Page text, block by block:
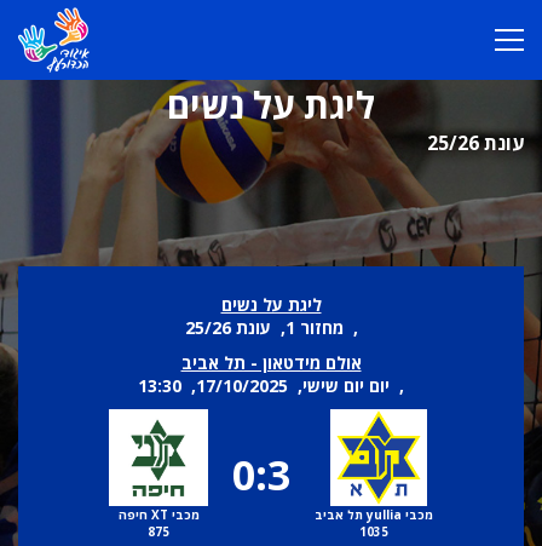
ליגת על נשים
עונת 25/26
ליגת על נשים
, מחזור 1, עונת 25/26
אולם מידטאון - תל אביב
, יום יום שישי, 17/10/2025, 13:30
מכבי yullia תל אביב
1035
0:3
מכבי XT חיפה
875